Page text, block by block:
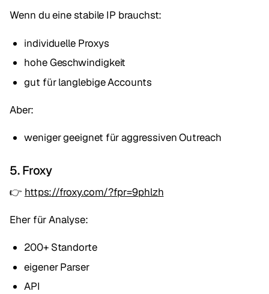
Wenn du eine stabile IP brauchst:
individuelle Proxys
hohe Geschwindigkeit
gut für langlebige Accounts
Aber:
weniger geeignet für aggressiven Outreach
5. Froxy
👉 https://froxy.com/?fpr=9phlzh
Eher für Analyse:
200+ Standorte
eigener Parser
API